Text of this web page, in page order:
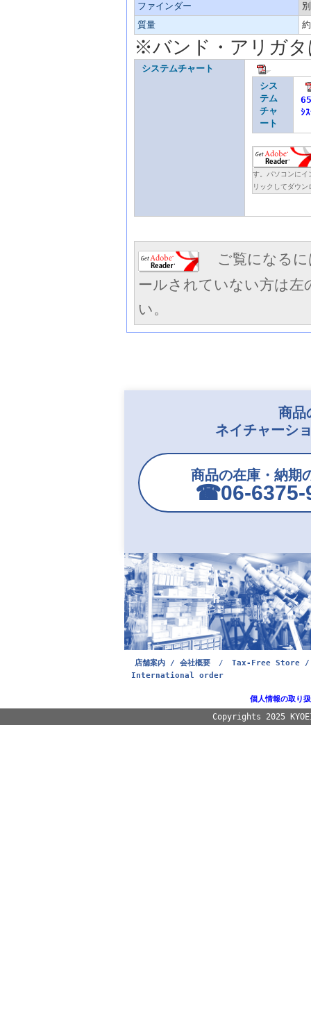
ファインダー
質量
※バンド・アリガタ
システムチャート
シス
テム
チャ
ート
ｼ
す。パソコンにイ
リックしてダウ
ご覧になる
ールされていない方は
い。
商品
ネイチャーシ
商品の在庫・納期
☎︎06-6375-
店舗案内 / 会社概要 /
Tax-Free Store /
International order
個人情報の取り
Copyrights 2025